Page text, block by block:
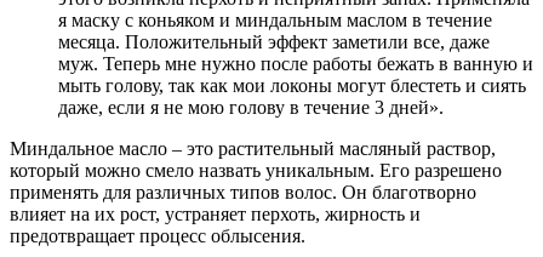
я маску с коньяком и миндальным маслом в течение
месяца. Положительный эффект заметили все, даже
муж. Теперь мне нужно после работы бежать в ванную и
мыть голову, так как мои локоны могут блестеть и сиять
даже, если я не мою голову в течение 3 дней».
Миндальное масло – это растительный масляный раствор,
который можно смело назвать уникальным. Его разрешено
применять для различных типов волос. Он благотворно
влияет на их рост, устраняет перхоть, жирность и
предотвращает процесс облысения.